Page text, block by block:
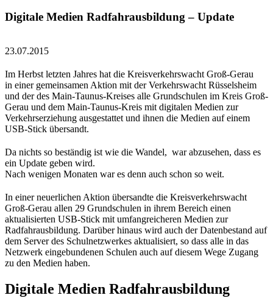
Digitale Medien Radfahrausbildung – Update
23.07.2015
Im Herbst letzten Jahres hat die Kreisverkehrswacht Groß-Gerau
in einer gemeinsamen Aktion mit der Verkehrswacht Rüsselsheim
und der des Main-Taunus-Kreises alle Grundschulen im Kreis Groß-
Gerau und dem Main-Taunus-Kreis mit digitalen Medien zur
Verkehrserziehung ausgestattet und ihnen die Medien auf einem
USB-Stick übersandt.
Da nichts so beständig ist wie die Wandel, war abzusehen, dass es
ein Update geben wird.
Nach wenigen Monaten war es denn auch schon so weit.
In einer neuerlichen Aktion übersandte die Kreisverkehrswacht
Groß-Gerau allen 29 Grundschulen in ihrem Bereich einen
aktualisierten USB-Stick mit umfangreicheren Medien zur
Radfahrausbildung. Darüber hinaus wird auch der Datenbestand auf
dem Server des Schulnetzwerkes aktualisiert, so dass alle in das
Netzwerk eingebundenen Schulen auch auf diesem Wege Zugang
zu den Medien haben.
Digitale Medien Radfahrausbildung